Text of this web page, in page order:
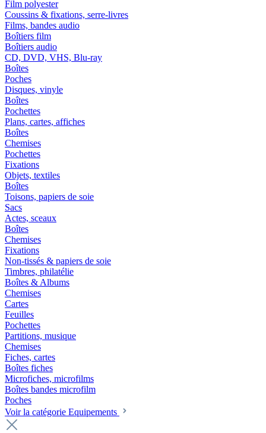
Film polyester
Coussins & fixations, serre-livres
Films, bandes audio
Boîtiers film
Boîtiers audio
CD, DVD, VHS, Blu-ray
Boîtes
Poches
Disques, vinyle
Boîtes
Pochettes
Plans, cartes, affiches
Boîtes
Chemises
Pochettes
Fixations
Objets, textiles
Boîtes
Toisons, papiers de soie
Sacs
Actes, sceaux
Boîtes
Chemises
Fixations
Non-tissés & papiers de soie
Timbres, philatélie
Boîtes & Albums
Chemises
Cartes
Feuilles
Pochettes
Partitions, musique
Chemises
Fiches, cartes
Boîtes fiches
Microfiches, microfilms
Boîtes bandes microfilm
Poches
Voir la catégorie Equipements